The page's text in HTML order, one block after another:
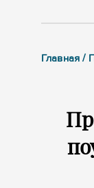
Главная /